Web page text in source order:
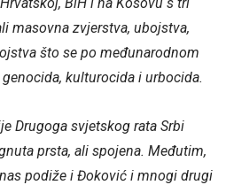
masovna zvjerstva, ubojstva,
što se po međunarodnom
kulturocida i urbocida.
Drugoga svjetskog rata Srbi
prsta, ali spojena. Međutim,
podiže i Đoković i mnogi drugi